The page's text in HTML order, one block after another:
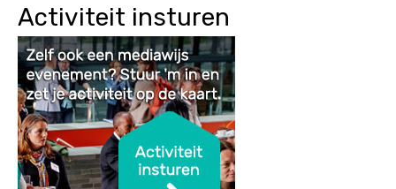
Activiteit insturen